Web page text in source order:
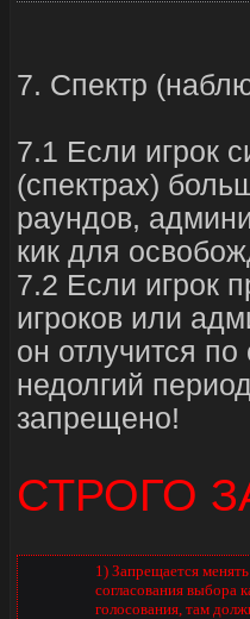
7. Спектр
7.1 Если игрок
(спектрах)
раундов,
кик для
7.2 Если игрок
игроков или
он отлучится
недолгий
запрещено!
СТРОГО
1) Запрещается
согласования выбора
голосования, там